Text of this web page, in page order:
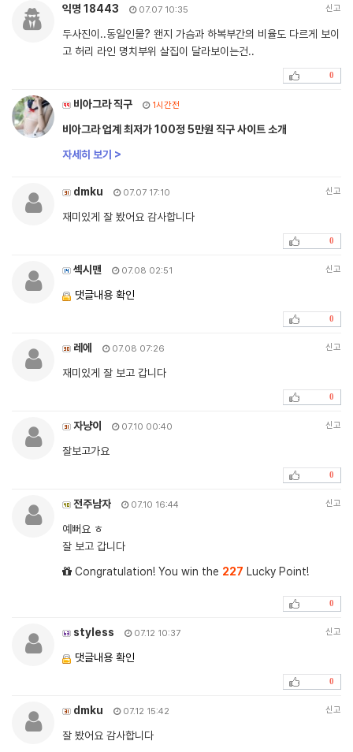
익명 18443 07.07 10:35 신고
두사진이..동일인물? 왠지 가슴과 하복부간의 비율도 다르게 보이
고 허리 라인 명치부위 살집이 달라보이는건..
0
비아그라 직구 1시간전
비아그라 업계 최저가 100정 5만원 직구 사이트 소개
자세히 보기 >
dmku 07.07 17:10 신고
재미있게 잘 봤어요 감사합니다
0
섹시맨 07.08 02:51 신고
댓글내용 확인
0
레에 07.08 07:26 신고
재미있게 잘 보고 갑니다
0
자냥이 07.10 00:40 신고
잘보고가요
0
전주남자 07.10 16:44 신고
예뻐요 ㅎ
잘 보고 갑니다
Congratulation! You win the 227 Lucky Point!
0
styless 07.12 10:37 신고
댓글내용 확인
0
dmku 07.12 15:42 신고
잘 봤어요 감사합니다